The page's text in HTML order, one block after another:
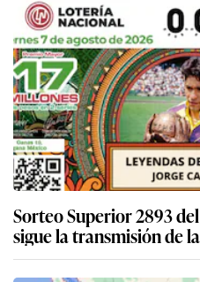
Sorteo Superior 2893
sigue la transmisión de